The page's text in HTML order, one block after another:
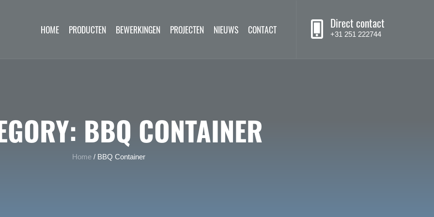
HOME PRODUCTEN BEWERKINGEN PROJECTEN NIEUWS CONTACT Direct contact
+31 251 222744
BBQ CONTAINER
Home/ BBQ Container